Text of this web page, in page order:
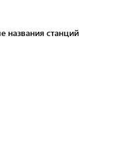
названия станций